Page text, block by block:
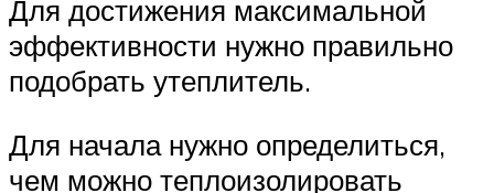
Для достижения максимальной
эффективности нужно правильно
подобрать утеплитель.
Для начала нужно определиться,
чем можно теплоизолировать